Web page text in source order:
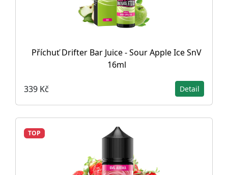
Příchuť Drifter Bar Juice - Sour Apple Ice SnV
16ml
339 Kč Detail
TOP